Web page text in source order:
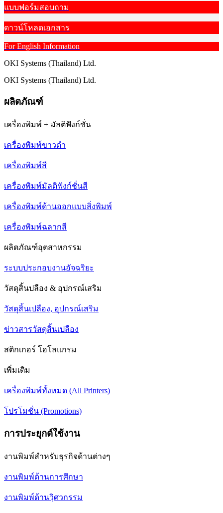
แบบฟอร์มสอบถาม
ดาวน์โหลดเอกสาร
For English Information
OKI Systems (Thailand) Ltd.
OKI Systems (Thailand) Ltd.
ผลิตภัณฑ์
เครื่องพิมพ์ + มัลติฟังก์ชั่น
เครื่องพิมพ์ขาวดำ
เครื่องพิมพ์สี
เครื่องพิมพ์มัลติฟังก์ชั่นสี
เครื่องพิมพ์ด้านออกแบบสิ่งพิมพ์
เครื่องพิมพ์ฉลากสี
ผลิตภัณฑ์อุตสาหกรรม
ระบบประกอบงานอัจฉริยะ
วัสดุสิ้นปลือง & อุปกรณ์เสริม
วัสดุสิ้นเปลือง, อุปกรณ์เสริม
ข่าวสารวัสดุสิ้นเปลือง
สติกเกอร์ โฮโลแกรม
เพิ่มเติม
เครื่องพิมพ์ทั้งหมด (All Printers)
โปรโมชั่น (Promotions)
การประยุกต์ใช้งาน
งานพิมพ์สำหรับธุรกิจด้านต่างๆ
งานพิมพ์ด้านการศึกษา
งานพิมพ์ด้านวฺิศวกรรม